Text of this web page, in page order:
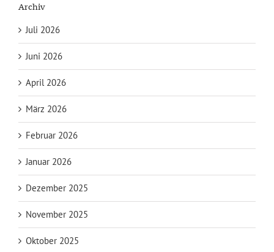
Archiv
Juli 2026
Juni 2026
April 2026
März 2026
Februar 2026
Januar 2026
Dezember 2025
November 2025
Oktober 2025